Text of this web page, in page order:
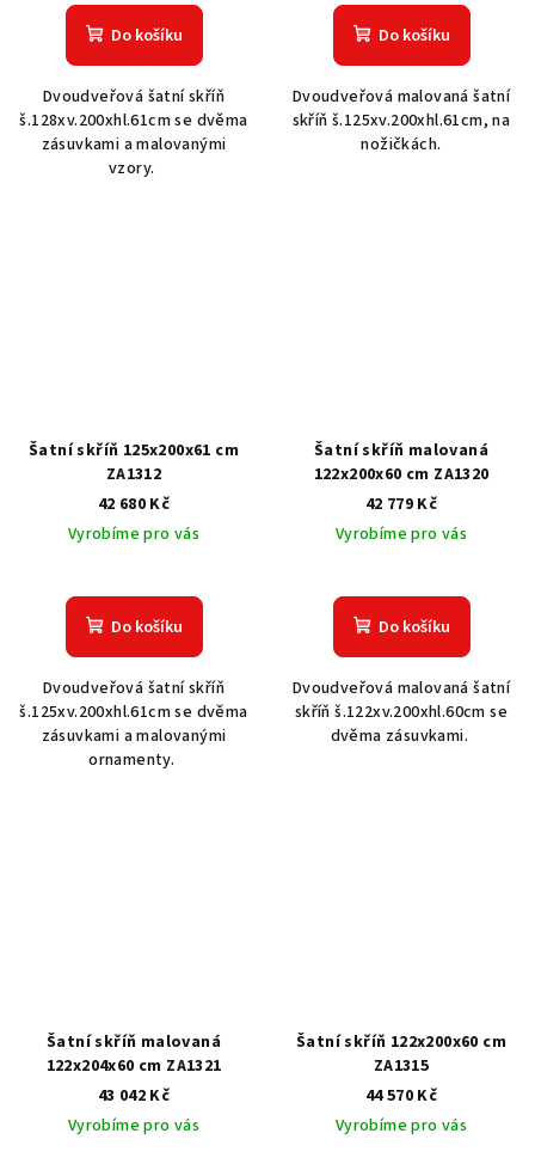
Do košíku
Dvoudveřová šatní skříň
š.128xv.200xhl.61cm se dvěma
zásuvkami a malovanými
vzory.
Do košíku
Dvoudveřová malovaná šatní
skříň š.125xv.200xhl.61cm, na
nožičkách.
Šatní skříň 125x200x61 cm
ZA1312
42 680 Kč
Vyrobíme pro vás
Do košíku
Dvoudveřová šatní skříň
š.125xv.200xhl.61cm se dvěma
zásuvkami a malovanými
ornamenty.
Šatní skříň malovaná
122x200x60 cm ZA1320
42 779 Kč
Vyrobíme pro vás
Do košíku
Dvoudveřová malovaná šatní
skříň š.122xv.200xhl.60cm se
dvěma zásuvkami.
Šatní skříň malovaná
122x204x60 cm ZA1321
43 042 Kč
Vyrobíme pro vás
Šatní skříň 122x200x60 cm
ZA1315
44 570 Kč
Vyrobíme pro vás